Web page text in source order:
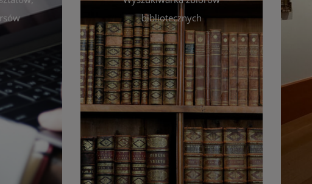
zawsze
biblioteki.
i
bibliotecznych
Katalog Zbiorów
Katalog online umożliwia
przeglądanie pełnej oferty
bibliotecznej – książek, czasopism,
filmów i innych materiałów. Dzięki
wyszukiwarce szybko znajdziesz
interesujące Cię pozycje według
autora, tytułu lub tematu. Możesz